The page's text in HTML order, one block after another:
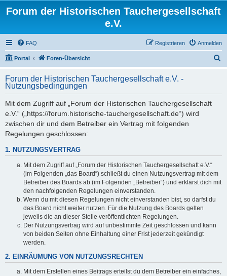
Forum der Historischen Tauchergesellschaft
e.V.
FAQ Anmelden
Registrieren
Portal Foren-Übersicht
h
Forum der Historischen Tauchergesellschaft e.V. -
Nutzungsbedingungen
Mit dem Zugriff auf „Forum der Historischen Tauchergesellschaft
e.V.“ („https://forum.historische-tauchergesellschaft.de“) wird
zwischen dir und dem Betreiber ein Vertrag mit folgenden
Regelungen geschlossen:
1. NUTZUNGSVERTRAG
Mit dem Zugriff auf „Forum der Historischen Tauchergesellschaft e.V.“
(im Folgenden „das Board“) schließt du einen Nutzungsvertrag mit dem
Betreiber des Boards ab (im Folgenden „Betreiber“) und erklärst dich mit
den nachfolgenden Regelungen einverstanden.
Wenn du mit diesen Regelungen nicht einverstanden bist, so darfst du
das Board nicht weiter nutzen. Für die Nutzung des Boards gelten
jeweils die an dieser Stelle veröffentlichten Regelungen.
Der Nutzungsvertrag wird auf unbestimmte Zeit geschlossen und kann
von beiden Seiten ohne Einhaltung einer Frist jederzeit gekündigt
werden.
2. EINRÄUMUNG VON NUTZUNGSRECHTEN
Mit dem Erstellen eines Beitrags erteilst du dem Betreiber ein einfaches,